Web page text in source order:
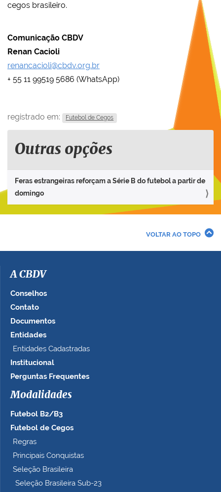
cegos brasileiro.
Comunicação CBDV
Renan Cacioli
renancacioli@cbdv.org.br
+ 55 11 99519 5686 (WhatsApp)
registrado em: Futebol de Cegos
Outras opções
Feras estrangeiras reforçam a Série B do futebol a partir de
domingo
VOLTAR AO TOPO
A CBDV
Conselhos
Contato
Documentos
Entidades
Entidades Cadastradas
Institucional
Perguntas Frequentes
Modalidades
Futebol B2/B3
Futebol de Cegos
Regras
Principais Conquistas
Seleção Brasileira
Seleção Brasileira Sub-23